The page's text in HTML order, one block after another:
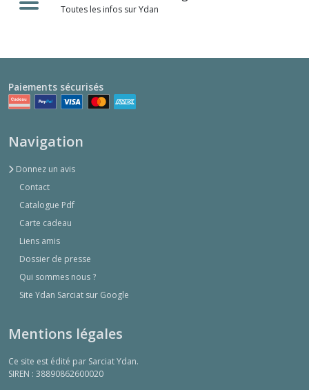
Toutes les infos sur Ydan
Paiements sécurisés
Navigation
Donnez un avis
Contact
Catalogue Pdf
Carte cadeau
Liens amis
Dossier de presse
Qui sommes nous ?
Site Ydan Sarciat sur Google
Mentions légales
Ce site est édité par Sarciat Ydan.
SIREN : 38890862600020